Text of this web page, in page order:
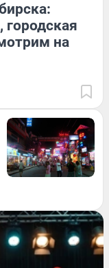
городская
на